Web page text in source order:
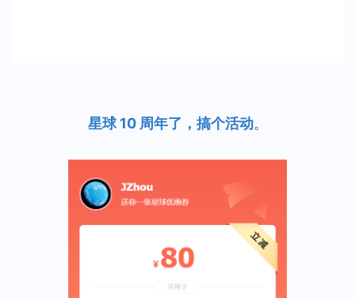
星球 10 周年了，搞个活动。